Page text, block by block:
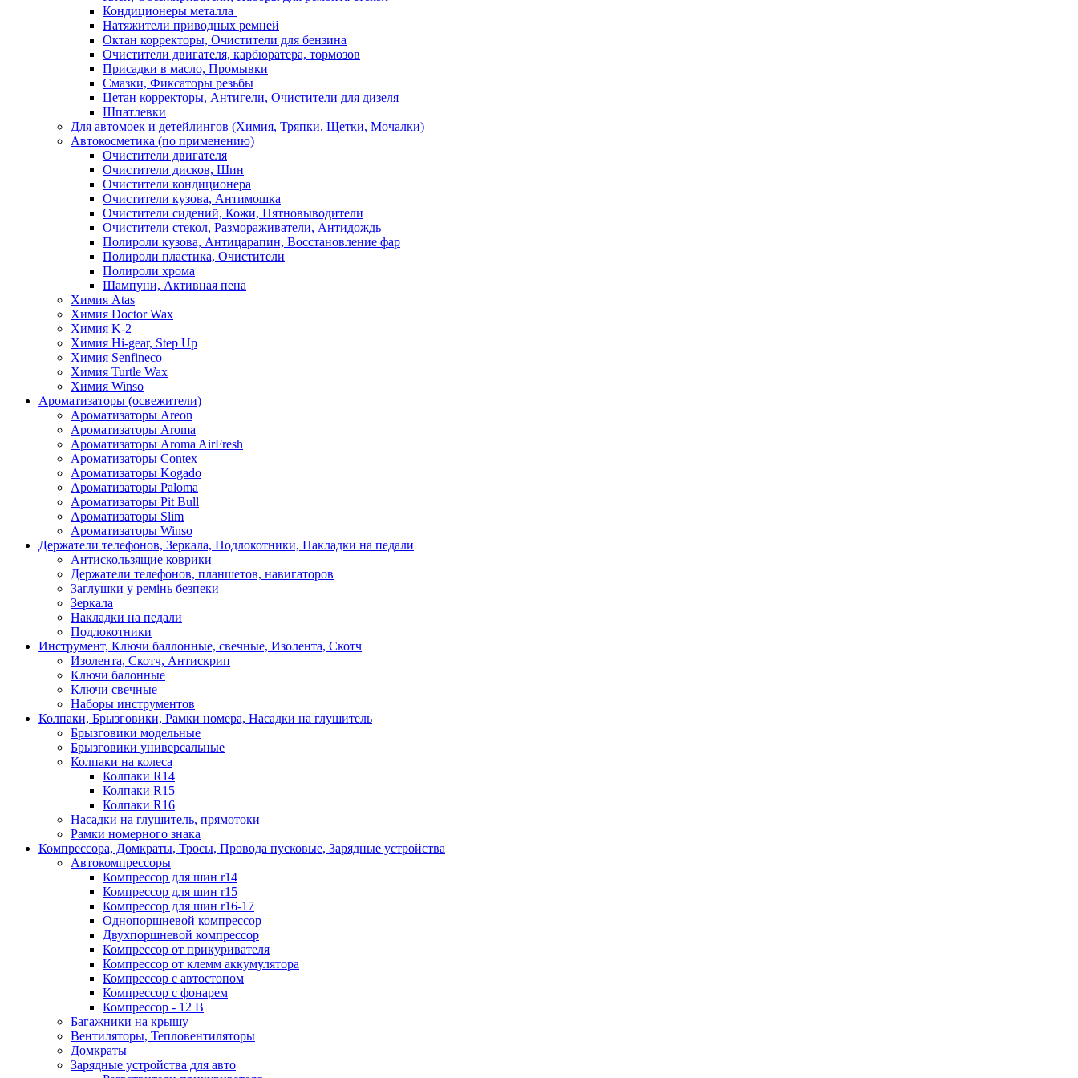
Кондиционеры металла
Натяжители приводных ремней
Октан корректоры, Очистители для бензина
Очистители двигателя, карбюратера, тормозов
Присадки в масло, Промывки
Смазки, Фиксаторы резьбы
Цетан корректоры, Антигели, Очистители для дизеля
Шпатлевки
Для автомоек и детейлингов (Химия, Тряпки, Щетки, Мочалки)
Автокосметика (по применению)
Очистители двигателя
Очистители дисков, Шин
Очистители кондиционера
Очистители кузова, Антимошка
Очистители сидений, Кожи, Пятновыводители
Очистители стекол, Размораживатели, Антидождь
Полироли кузова, Антицарапин, Восстановление фар
Полироли пластика, Очистители
Полироли хрома
Шампуни, Активная пена
Химия Atas
Химия Doctor Wax
Химия K-2
Химия Hi-gear, Step Up
Химия Senfineco
Химия Turtle Wax
Химия Winso
Ароматизаторы (освежители)
Ароматизаторы Areon
Ароматизаторы Aroma
Ароматизаторы Aroma AirFresh
Ароматизаторы Contex
Ароматизаторы Kogado
Ароматизаторы Paloma
Ароматизаторы Pit Bull
Ароматизаторы Slim
Ароматизаторы Winso
Держатели телефонов, Зеркала, Подлокотники, Накладки на педали
Антискользящие коврики
Держатели телефонов, планшетов, навигаторов
Заглушки у ремінь безпеки
Зеркала
Накладки на педали
Подлокотники
Инструмент, Ключи баллонные, свечные, Изолента, Скотч
Изолента, Скотч, Антискрип
Ключи балонные
Ключи свечные
Наборы инструментов
Колпаки, Брызговики, Рамки номера, Насадки на глушитель
Брызговики модельные
Брызговики универсальные
Колпаки на колеса
Колпаки R14
Колпаки R15
Колпаки R16
Насадки на глушитель, прямотоки
Рамки номерного знака
Компрессора, Домкраты, Тросы, Провода пусковые, Зарядные устройства
Автокомпрессоры
Компрессор для шин r14
Компрессор для шин r15
Компрессор для шин r16-17
Однопоршневой компрессор
Двухпоршневой компрессор
Компрессор от прикуривателя
Компрессор от клемм аккумулятора
Компрессор с автостопом
Компрессор с фонарем
Компрессор - 12 В
Багажники на крышу
Вентиляторы, Тепловентиляторы
Домкраты
Зарядные устройства для авто